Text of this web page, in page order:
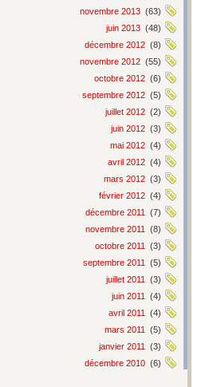
novembre 2013 (63)
juin 2013 (48)
décembre 2012 (8)
novembre 2012 (55)
octobre 2012 (6)
septembre 2012 (5)
juillet 2012 (2)
juin 2012 (3)
mai 2012 (4)
avril 2012 (4)
mars 2012 (3)
février 2012 (4)
décembre 2011
(7)
novembre 2011
(8)
octobre 2011
(3)
septembre 2011
(5)
juillet 2011
(3)
juin 2011
(4)
avril 2011
(4)
mars 2011
(5)
janvier 2011
(3)
décembre 2010 (6)